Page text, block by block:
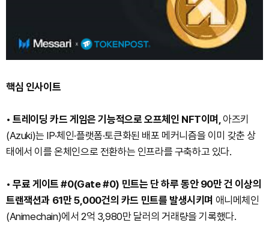
핵심 인사이트
•트레이딩 카드 게임은 기능적으로 오프체인 NFT이며,아즈키
(Azuki)는 IP·체인·플랫폼·토큰화된 배포 메커니즘을 이미 갖춘 상
태에서 이를 온체인으로 전환하는 인프라를 구축하고 있다.
•무료 게이트 #0(Gate #0) 민트는 단 하루 동안 90만 건 이상의
트랜잭션과 61만 5,000건의 카드 민트를 발생시키며 애니메체인
(Animechain)에서 2억 3,980만 달러의 거래량을 기록했다.